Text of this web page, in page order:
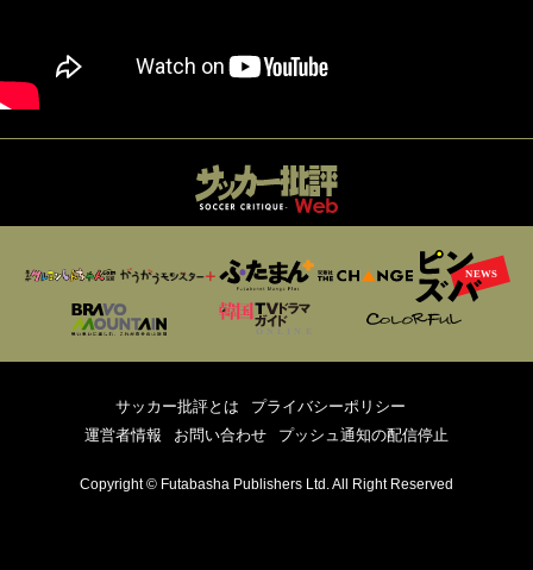
サッカー批評とは
プライバシーポリシー
運営者情報
お問い合わせ プッシュ通知の配信停止
Copyright © Futabasha Publishers Ltd. All Right Reserved